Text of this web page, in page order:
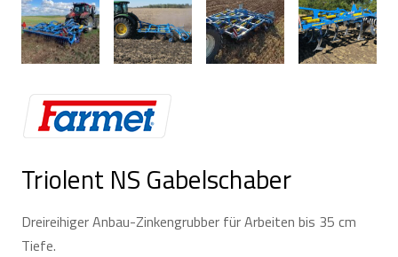
Triolent NS Gabelschaber
Dreireihiger Anbau-Zinkengrubber für Arbeiten bis 35 cm
Tiefe.